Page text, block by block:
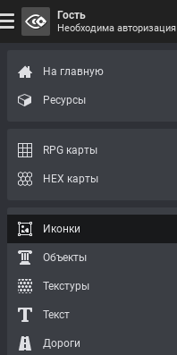
На главную
Ресурсы
RPG карты
HEX карты
Иконки
Объекты
Текстуры
Текст
Дороги
Гость
Необходима авторизация